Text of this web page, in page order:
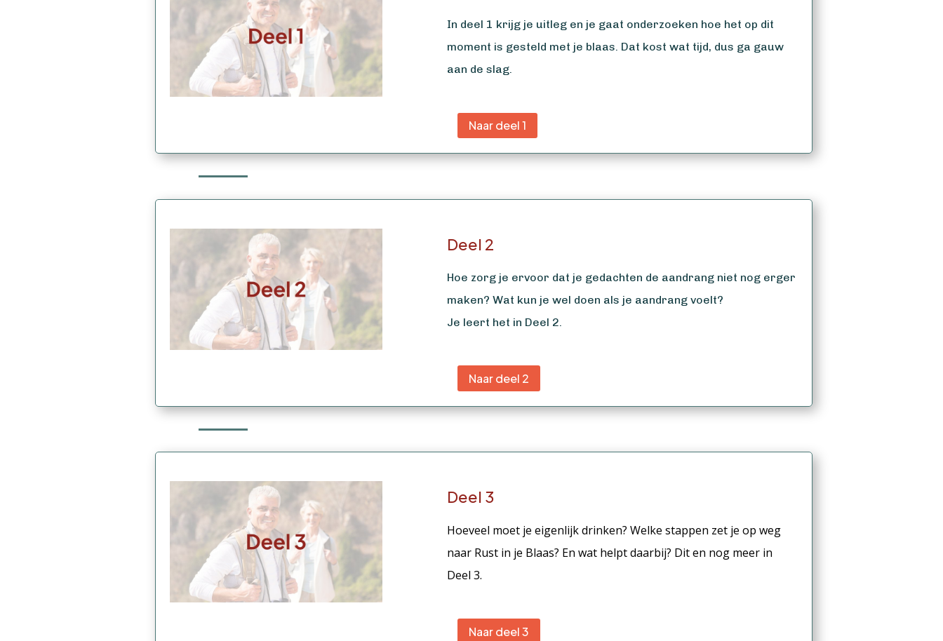
In deel 1 krijg je uitleg en je gaat onderzoeken hoe het op dit
moment is gesteld met je blaas. Dat kost wat tijd, dus ga gauw
aan de slag.
Naar deel 1
Deel 2
Hoe zorg je ervoor dat je gedachten de aandrang niet nog erger
maken? Wat kun je wel doen als je aandrang voelt?
Je leert het in Deel 2.
Naar deel 2
Deel 3
Hoeveel moet je eigenlijk drinken? Welke stappen zet je op weg
naar Rust in je Blaas? En wat helpt daarbij? Dit en nog meer in
Deel 3.
Naar deel 3